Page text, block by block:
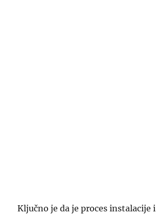
Ključno je da je proces instalacije i